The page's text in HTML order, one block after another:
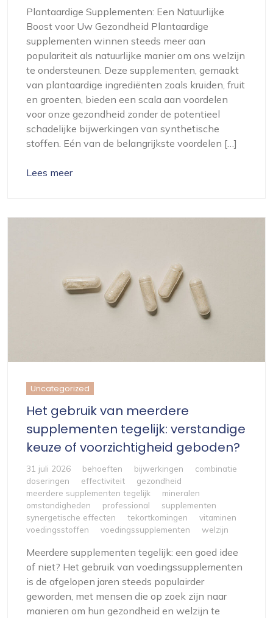
Plantaardige Supplementen: Een Natuurlijke
Boost voor Uw Gezondheid Plantaardige
supplementen winnen steeds meer aan
populariteit als natuurlijke manier om ons welzijn
te ondersteunen. Deze supplementen, gemaakt
van plantaardige ingrediënten zoals kruiden, fruit
en groenten, bieden een scala aan voordelen
voor onze gezondheid zonder de potentieel
schadelijke bijwerkingen van synthetische
stoffen. Eén van de belangrijkste voordelen […]
Lees meer
Uncategorized
Het gebruik van meerdere
supplementen tegelijk: verstandige
keuze of voorzichtigheid geboden?
31 juli 2026 behoeften bijwerkingen
combinatie
doseringen
effectiviteit
gezondheid
meerdere supplementen tegelijk
mineralen
omstandigheden
professional
supplementen
synergetische effecten
tekortkomingen
vitaminen
voedingsstoffen
voedingssupplementen welzijn
Meerdere supplementen tegelijk: een goed idee
of niet? Het gebruik van voedingssupplementen
is de afgelopen jaren steeds populairder
geworden, met mensen die op zoek zijn naar
manieren om hun gezondheid en welzijn te